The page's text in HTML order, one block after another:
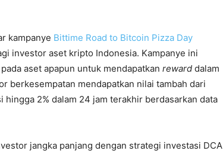
kampanye Bittime Road to Bitcoin Pizza Day
investor aset kripto Indonesia. Kampanye ini
pada aset apapun untuk mendapatkan reward dalam
berkesempatan mendapatkan nilai tambah dari
2% dalam 24 jam terakhir berdasarkan data
jangka panjang dengan strategi investasi DCA